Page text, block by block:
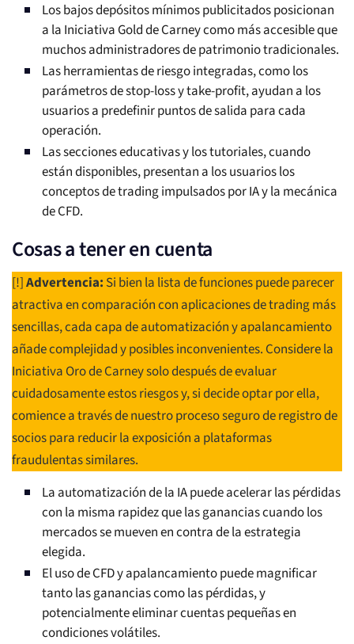
Los bajos depósitos mínimos publicitados posicionan
a la Iniciativa Gold de Carney como más accesible que
muchos administradores de patrimonio tradicionales.
Las herramientas de riesgo integradas, como los
parámetros de stop-loss y take-profit, ayudan a los
usuarios a predefinir puntos de salida para cada
operación.
Las secciones educativas y los tutoriales, cuando
están disponibles, presentan a los usuarios los
conceptos de trading impulsados por IA y la mecánica
de CFD.
Cosas a tener en cuenta
[!]Advertencia: Si bien la lista de funciones puede parecer
atractiva en comparación con aplicaciones de trading más
sencillas, cada capa de automatización y apalancamiento
añade complejidad y posibles inconvenientes. Considere la
Iniciativa Oro de Carney solo después de evaluar
cuidadosamente estos riesgos y, si decide optar por ella,
comience a través de nuestro proceso seguro de registro de
socios para reducir la exposición a plataformas
fraudulentas similares.
La automatización de la IA puede acelerar las pérdidas
con la misma rapidez que las ganancias cuando los
mercados se mueven en contra de la estrategia
elegida.
El uso de CFD y apalancamiento puede magnificar
tanto las ganancias como las pérdidas, y
potencialmente eliminar cuentas pequeñas en
condiciones volátiles.